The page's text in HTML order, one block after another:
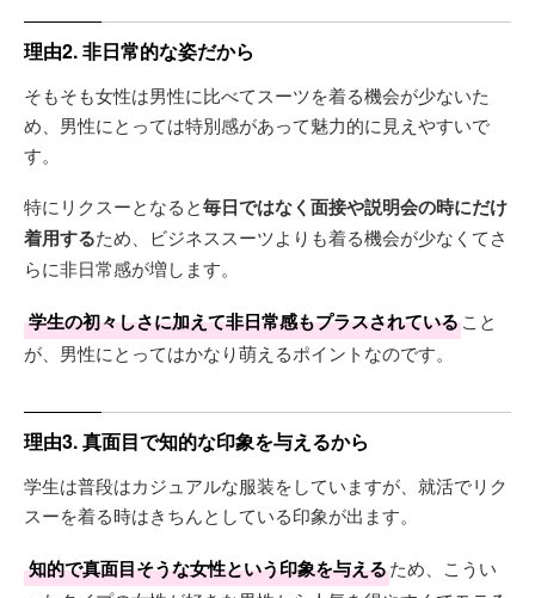
理由2. 非日常的な姿だから
そもそも女性は男性に比べてスーツを着る機会が少ないた
め、男性にとっては特別感があって魅力的に見えやすいで
す。
特にリクスーとなると毎日ではなく面接や説明会の時にだけ
着用するため、ビジネススーツよりも着る機会が少なくてさ
らに非日常感が増します。
学生の初々しさに加えて非日常感もプラスされていること
が、男性にとってはかなり萌えるポイントなのです。
理由3. 真面目で知的な印象を与えるから
学生は普段はカジュアルな服装をしていますが、就活でリク
スーを着る時はきちんとしている印象が出ます。
知的で真面目そうな女性という印象を与えるため、こうい